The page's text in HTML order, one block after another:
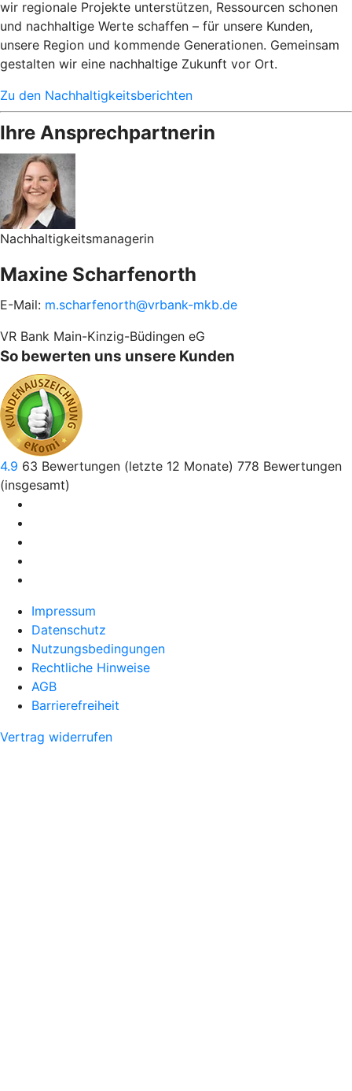
wir regionale Projekte unterstützen, Ressourcen schonen
und nachhaltige Werte schaffen – für unsere Kunden,
unsere Region und kommende Generationen. Gemeinsam
gestalten wir eine nachhaltige Zukunft vor Ort.
Zu den Nachhaltigkeitsberichten
Ihre Ansprechpartnerin
Nachhaltigkeitsmanagerin
Maxine Scharfenorth
E-Mail: m.scharfenorth@vrbank-mkb.de
VR Bank Main-Kinzig-Büdingen eG
So bewerten uns unsere Kunden
4.9 63 Bewertungen (letzte 12 Monate) 778 Bewertungen
(insgesamt)
Impressum
Datenschutz
Nutzungsbedingungen
Rechtliche Hinweise
AGB
Barrierefreiheit
Vertrag widerrufen